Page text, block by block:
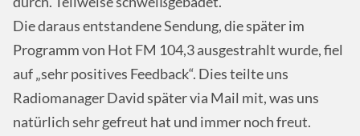
Die daraus entstandene Sendung, die später im
Programm von Hot FM 104,3 ausgestrahlt wurde, fiel
auf „sehr positives Feedback“. Dies teilte uns
Radiomanager David später via Mail mit, was uns
natürlich sehr gefreut hat und immer noch freut.